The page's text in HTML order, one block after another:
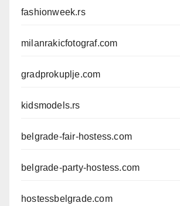
fashionweek.rs
milanrakicfotograf.com
gradprokuplje.com
kidsmodels.rs
belgrade-fair-hostess.com
belgrade-party-hostess.com
hostessbelgrade.com